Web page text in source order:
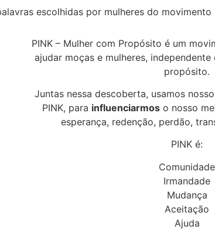
PINK – Mulher com Propósito é um
ajudar moças e mulheres,
propósito.
Juntas nessa descoberta, usamos
PINK, para influenciarmos o nosso
esperança, redenção, perdão,
PINK é:
Comunidade
Irmandade
Mudança
Aceitação
Ajuda